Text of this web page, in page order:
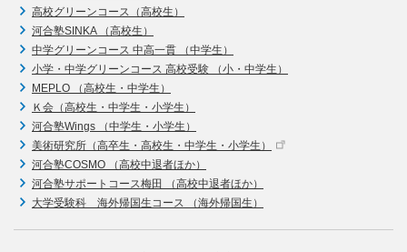
高校グリーンコース（高校生）
河合塾SINKA （高校生）
中学グリーンコース 中高一貫 （中学生）
小学・中学グリーンコース 高校受験 （小・中学生）
MEPLO （高校生・中学生）
Ｋ会（高校生・中学生・小学生）
河合塾Wings （中学生・小学生）
美術研究所（高卒生・高校生・中学生・小学生）
河合塾COSMO （高校中退者ほか）
河合塾サポートコース梅田 （高校中退者ほか）
大学受験科 海外帰国生コース （海外帰国生）